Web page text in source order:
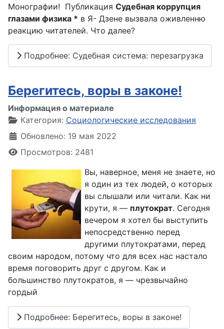
Монографии! Публикация Судебная коррупция
глазами физика * в Я- Дзене вызвала оживленню
реакцию читателей. Что далее?
Подробнее: Судебная система: перезагрузка
Берегитесь, воры в законе!
Информация о материале
Категория: Социологические исследования
Обновлено: 19 мая 2022
Просмотров: 2481
Вы, наверное, меня не знаете, но
я один из тех людей, о которых
вы слышали или читали. Как ни
крути, я — плутократ. Сегодня
вечером я хотел бы выступить
непосредственно перед
другими плутократами, перед
своим народом, потому что для всех нас настало
время поговорить друг с другом. Как и
большинство плутократов, я — чрезвычайно
гордый
Подробнее: Берегитесь, воры в законе!